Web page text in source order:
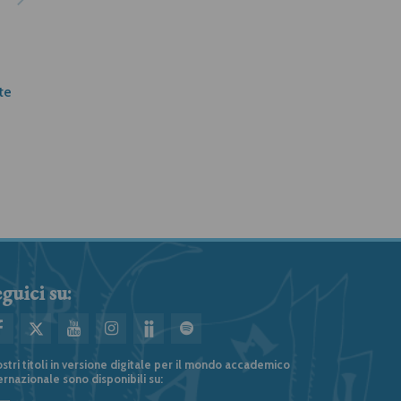
su:
titoli in versione digitale per il mondo accademico
sono disponibili su: